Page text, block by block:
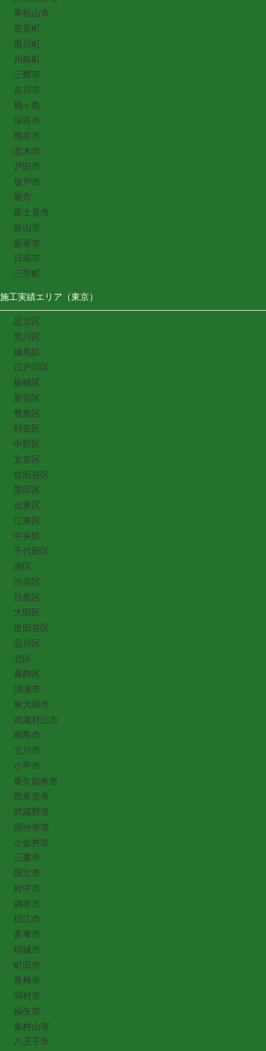
東松山市
吉見町
滑川町
川島町
三郷市
吉川市
鶴ヶ島
深谷市
熊谷市
志木市
戸田市
坂戸市
蕨市
富士見市
狭山市
新座市
日高市
三芳町
施工実績エリア（東京）
足立区
荒川区
練馬区
江戸川区
板橋区
新宿区
豊島区
杉並区
中野区
文京区
世田谷区
墨田区
台東区
江東区
中央区
千代田区
港区
渋谷区
目黒区
大田区
世田谷区
品川区
北区
葛飾区
清瀬市
東大和市
武蔵村山市
昭島市
立川市
小平市
東久留米市
西東京市
武蔵野市
国分寺市
小金井市
三鷹市
国立市
府中市
調布市
狛江市
多摩市
稲城市
町田市
青梅市
羽村市
福生市
東村山市
八王子市